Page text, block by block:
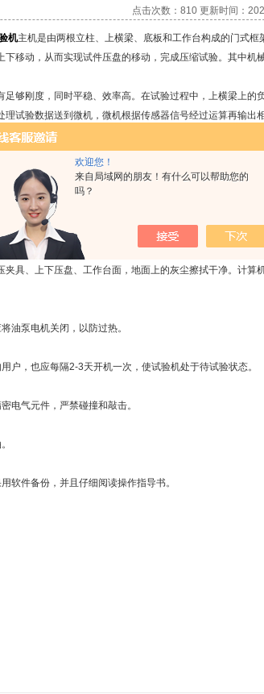
欢迎您！
来自局域网的朋友！有什么可以帮助您的
吗？
点击次数：810 更新时间：
机主机是由两根立柱、上横梁、底板和工作台构成的门式
下移动，从而实现试件压盘的移动，完成压缩试验。其中机
刚度，同时平稳、效率高。在试验过程中，上横梁上的
理试验数据送到微机，微机根据传感器信号经过运算再输
为10毫秒。同时进行过载判断的处理与保护。
精度和良好的工作状态，需经常对 全自动水泥强度试验机
总电源开关，开启计算机，打开软件，然后按下油泵电
用手动阀升起活塞后，将所显示试验力调到零。
对没有喷漆的表面擦拭干净后，用棉纱蘸少量机油再擦
夹具、上下压盘、工作台面，地面上的灰尘擦拭干净。计
泵电机关闭，以防过热。
，也应每隔2-3天开机一次，使试验机处于待试验状态。
气元件，严禁碰撞和敲击。
件备份，并且仔细阅读操作指导书。